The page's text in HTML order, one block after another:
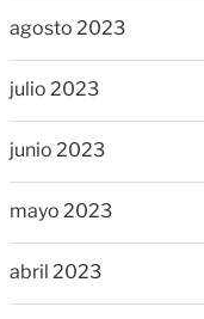
agosto 2023
julio 2023
junio 2023
mayo 2023
abril 2023